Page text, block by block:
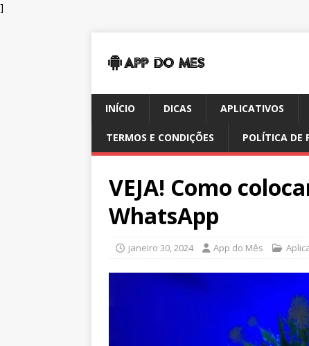
]
INÍCIO DICAS APLICATIVOS
TERMOS E CONDIÇÕES POLÍTICA DE
VEJA! Como
WhatsApp
janeiro 30, 2024 App do Mês